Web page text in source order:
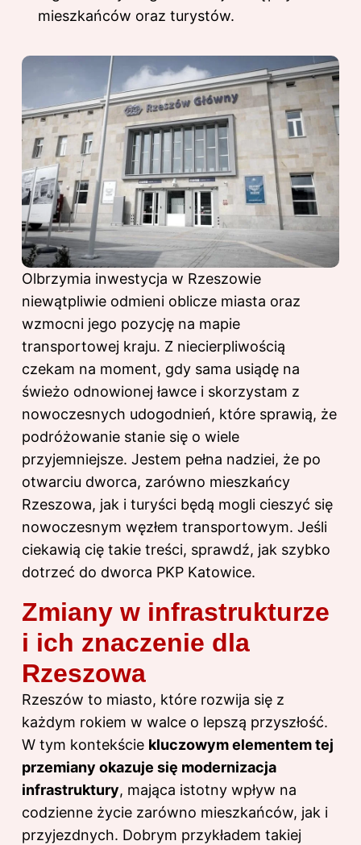
mieszkańców oraz turystów.
Olbrzymia inwestycja w Rzeszowie
niewątpliwie odmieni oblicze miasta oraz
wzmocni jego pozycję na mapie
transportowej kraju. Z niecierpliwością
czekam na moment, gdy sama usiądę na
świeżo odnowionej ławce i skorzystam z
nowoczesnych udogodnień, które sprawią, że
podróżowanie stanie się o wiele
przyjemniejsze. Jestem pełna nadziei, że po
otwarciu dworca, zarówno mieszkańcy
Rzeszowa, jak i turyści będą mogli cieszyć się
nowoczesnym węzłem transportowym. Jeśli
ciekawią cię takie treści, sprawdź, jak szybko
dotrzeć do dworca PKP Katowice.
Zmiany w infrastrukturze
i ich znaczenie dla
Rzeszowa
Rzeszów to miasto, które rozwija się z
każdym rokiem w walce o lepszą przyszłość.
W tym kontekście kluczowym elementem tej
przemiany okazuje się modernizacja
infrastruktury, mająca istotny wpływ na
codzienne życie zarówno mieszkańców, jak i
przyjezdnych. Dobrym przykładem takiej